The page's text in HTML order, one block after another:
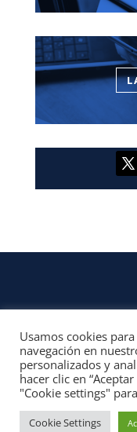
© 2022, Unofficial Media,
Aviso Legal y Términos
Usamos cookies
navegación en
personalizados y
hacer clic en
"Cookie settings"
Cookie Settings